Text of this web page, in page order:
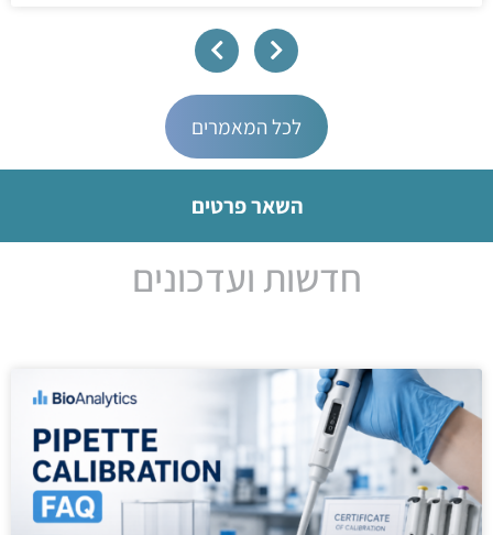
לכל המאמרים
השאר פרטים
חדשות ועדכונים